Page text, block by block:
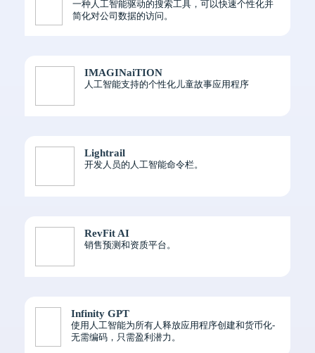
一种人工智能驱动的搜索工具，可以快速个性化并
简化对公司数据的访问。
IMAGINaiTION
人工智能支持的个性化儿童故事应用程序
Lightrail
开发人员的人工智能命令栏。
RevFit AI
销售预测和资质平台。
Infinity GPT
使用人工智能为所有人释放应用程序创建和货币化-
无需编码，只需盈利潜力。